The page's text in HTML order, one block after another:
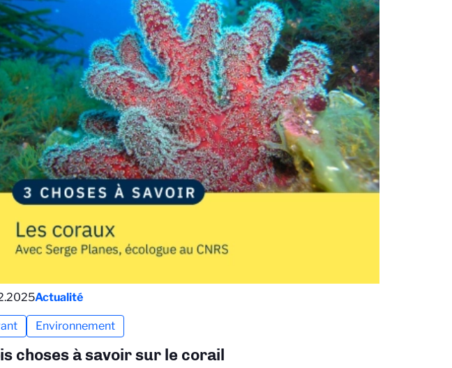
Actualité
Environnement
choses à savoir sur le corail